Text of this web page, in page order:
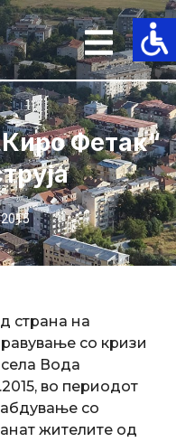
Фетак“
страна на
со кризи
Вода
во периодот
со
жителите од